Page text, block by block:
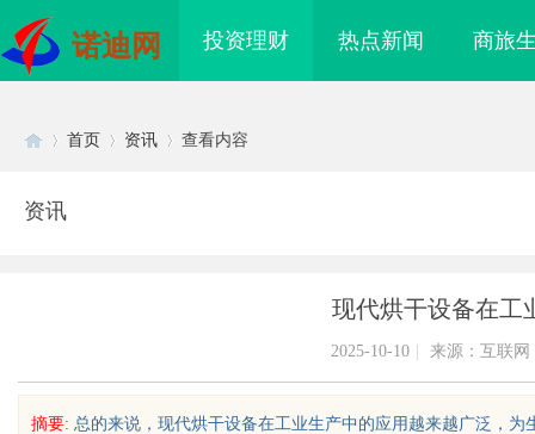
诺迪网 投资理财 热点新闻 商旅
首页 资讯 查看内容
资讯
现代烘干设备在工
2025-10-10 来源：互联网
摘要: 总的来说，现代烘干设备在工业生产中的应用越来越广泛，